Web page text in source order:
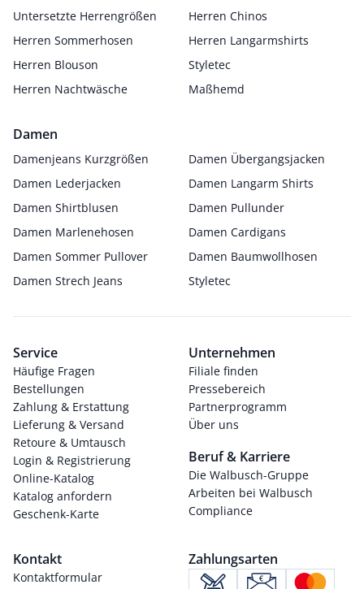
Untersetzte Herrengrößen
Herren Chinos
Herren Sommerhosen
Herren Langarmshirts
Herren Blouson
Styletec
Herren Nachtwäsche
Maßhemd
Damen
Damenjeans Kurzgrößen
Damen Übergangsjacken
Damen Lederjacken
Damen Langarm Shirts
Damen Shirtblusen
Damen Pullunder
Damen Marlenehosen
Damen Cardigans
Damen Sommer Pullover
Damen Baumwollhosen
Damen Strech Jeans
Styletec
Service
Häufige Fragen
Bestellungen
Zahlung & Erstattung
Lieferung & Versand
Retoure & Umtausch
Login & Registrierung
Online-Katalog
Katalog anfordern
Geschenk-Karte
Unternehmen
Filiale finden
Pressebereich
Partnerprogramm
Über uns
Beruf & Karriere
Die Walbusch-Gruppe
Arbeiten bei Walbusch
Compliance
Kontakt
Kontaktformular
Zahlungsarten